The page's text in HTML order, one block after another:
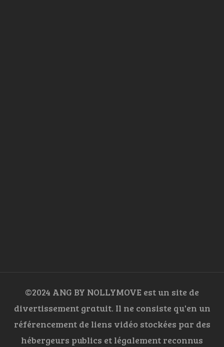
©2024 ANG BY NOLLYMOVE est un site de
divertissement gratuit. Il ne consiste qu'en un
référencement de liens vidéo stockées par des
hébergeurs publics et légalement reconnus